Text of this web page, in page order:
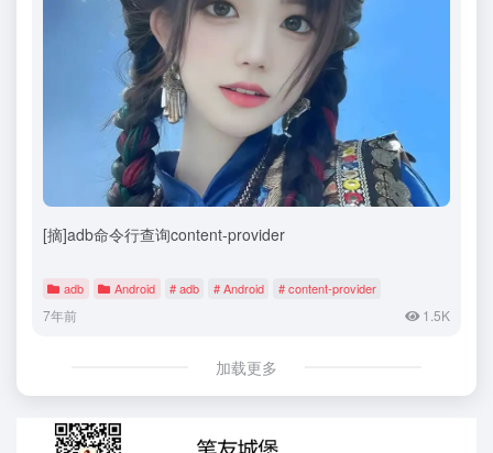
[摘]adb命令行查询content-provider
adb Android # adb # Android # content-provider
7年前 1.5K
加载更多